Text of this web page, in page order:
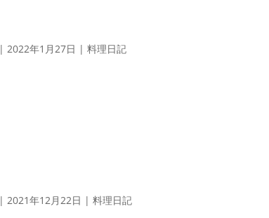
|2022年1月27日 |料理日記
|2021年12月22日 |料理日記